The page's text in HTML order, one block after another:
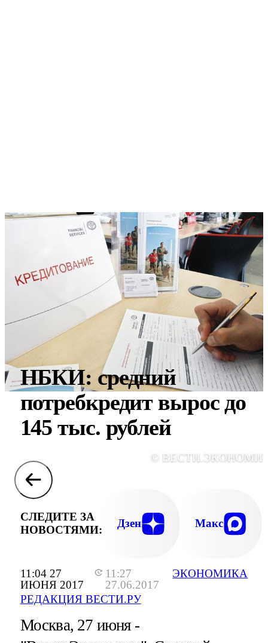
11:04 27
ИЮНЯ 2017
11:27
27.06.2017
РЕДАКЦИЯ ВЕСТИ.РУ
ЭКОНОМИКА
НБКИ: средний
потребкредит вырос до
145 тыс. рублей
©
СЛЕДИТЕ ЗА
НОВОСТЯМИ:
Дзен Макс
Москва, 27 июня -